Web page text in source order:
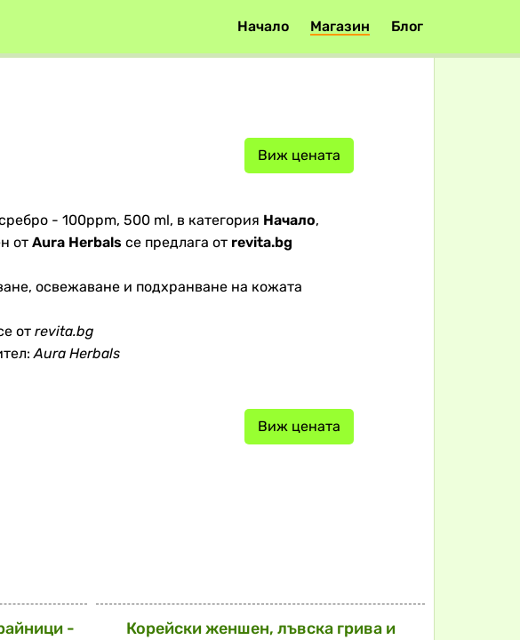
Начало Магазин Блог
Виж цената
- 100ppm, 500 ml, в категория Начало,
от Aura Herbals се предлага от revita.bg
освежаване и подхранване на кожата
от revita.bg
Aura Herbals
Виж цената
-
Корейски женшен, лъвска грива и